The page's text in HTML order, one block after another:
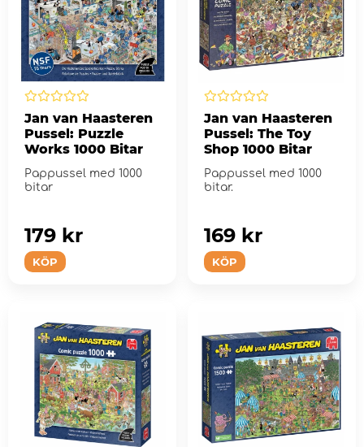
Jan van Haasteren
Pussel: Puzzle
Works 1000 Bitar
Pappussel med 1000
bitar
KÖP
179 kr
Jan van Haasteren
Pussel: The Toy
Shop 1000 Bitar
Pappussel med 1000
bitar.
KÖP
169 kr